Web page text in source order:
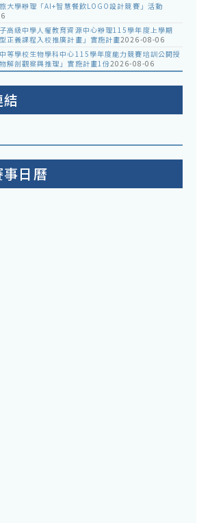
大學辦理「AI+智慧餐飲LOGO設計競賽」活動
高級中學人權教育資源中心辦理115學年度上學期
正義課程入校推廣計畫」實施計畫2026-08-06
等學校生物學科中心115學年度能力競賽培訓公開授
解剖觀察與推理」實施計畫1份2026-08-06
日曆